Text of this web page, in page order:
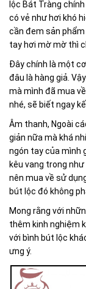
lộc Bát Tràng
có vẻ như hơi khó
cần đem sản phẩm
tay hơi mờ mờ thì
Đây chính là một
đâu là hàng giả.
mà mình đã mua
nhé, sẽ biết ngay
Âm thanh, Ngoài
giản nữa mà khá
ngón tay của mình
kêu vang trong
nên mua về sử
bút lộc đó không
Mong rằng với
thêm kinh nghiệm
với bình bút lộc
ưng ý.